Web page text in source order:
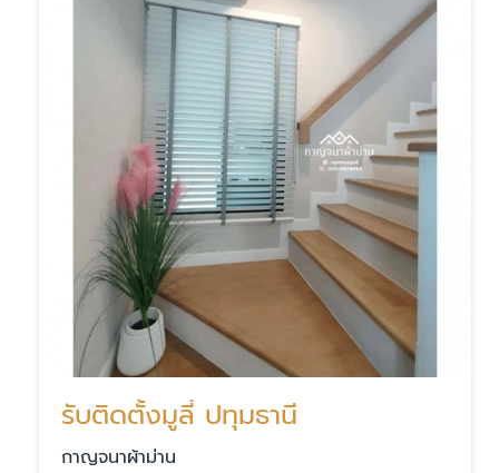
รับติดตั้งมูลี่ ปทุมธานี
กาญจนาผ้าม่าน